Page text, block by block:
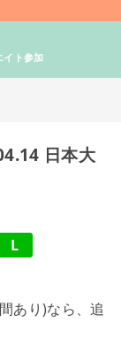
ト参加
日本大
L
あり)なら、追